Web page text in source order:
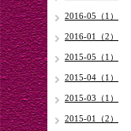
2016-05（1）
2016-01（2）
2015-05（1）
2015-04（1）
2015-03（1）
2015-01（2）